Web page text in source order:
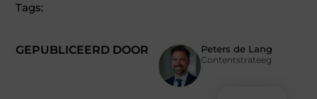
GEPUBLICEERD DOOR Peters de Lang
Contentstrateeg
Tags: